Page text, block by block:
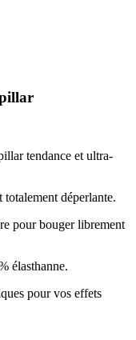
tendance et ultra-
déperlante.
pour bouger librement
élasthanne.
pour vos effets